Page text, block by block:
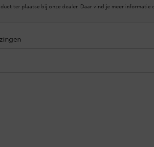
ter plaatse bij onze dealer. Daar vind je meer informatie